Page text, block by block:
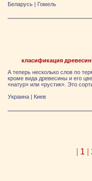
Беларусь | Гомель
класификация
А теперь несколько слов по
кроме вида древесины и его
«натур» или «рустик». Это
Украина | Киев
1